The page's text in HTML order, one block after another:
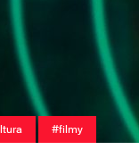
#filmy